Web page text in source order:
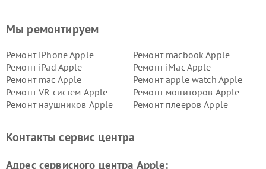
Мы ремонтируем
Ремонт iPhone Apple
Ремонт macbook Apple
Ремонт iPad Apple
Ремонт iMac Apple
Ремонт mac Apple
Ремонт apple watch Apple
Ремонт VR систем Apple
Ремонт мониторов Apple
Ремонт наушников Apple
Ремонт плееров Apple
Контакты сервис центра
Адрес сервисного центра Apple: